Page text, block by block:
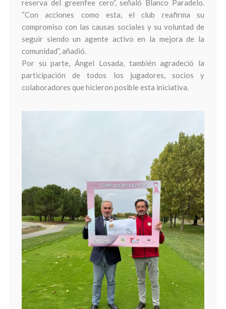
reserva del greenfee cero”, señaló Blanco Paradelo.
“Con acciones como esta, el club reafirma su
compromiso con las causas sociales y su voluntad de
seguir siendo un agente activo en la mejora de la
comunidad”, añadió.
Por su parte, Ángel Losada, también agradeció la
participación de todos los jugadores, socios y
colaboradores que hicieron posible esta iniciativa.